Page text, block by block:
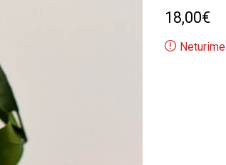
18,00€
Neturime